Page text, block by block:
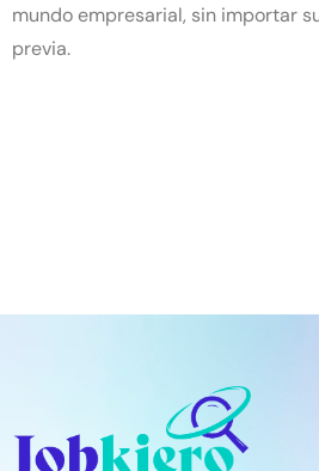
mundo empresarial, sin importar
previa.